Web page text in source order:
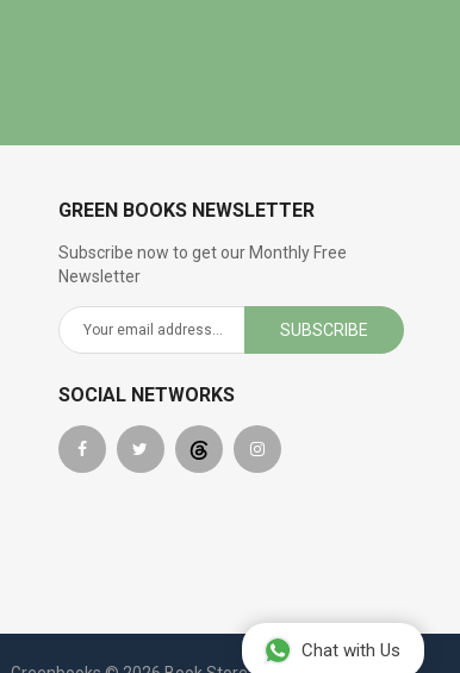
Chat with Us
GREEN BOOKS NEWSLETTER
Subscribe now to get our Monthly Free
Newsletter
SUBSCRIBE
SOCIAL NETWORKS